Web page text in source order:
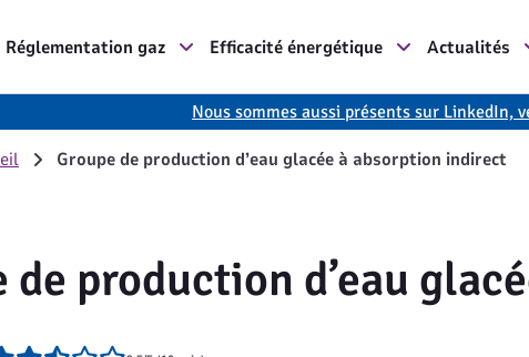
Réglementation gaz Efficacité énergétique Actualités
Nous sommes aussi présents sur LinkedIn,
Groupe de production d’eau glacée à absorption indirect
de production d’eau